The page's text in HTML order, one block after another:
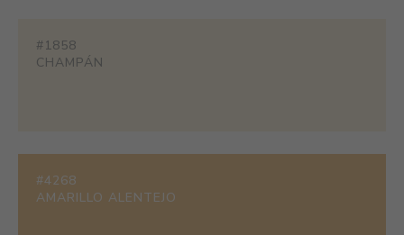
#1858
CHAMPÁN
#4268
AMARILLO ALENTEJO